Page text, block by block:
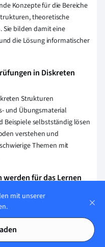
Konzepte für die Bereiche
theoretische
bilden damit eine
die Lösung informatischer
in Diskreten
Strukturen
und Übungsmaterial
selbstständig lösen
verstehen und
Themen mit
werden für das Lernen
werden oft Bücher wie
oder
von Kenneth H. Rosen
oder Khan Academy
mit unserer